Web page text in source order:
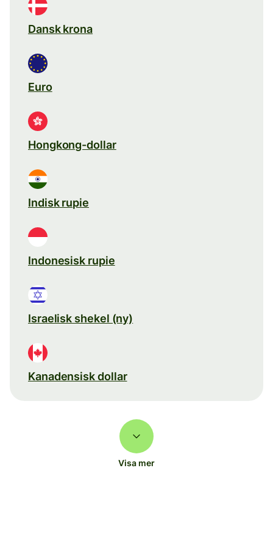
Dansk krona
Euro
Hongkong-dollar
Indisk rupie
Indonesisk rupie
Israelisk shekel (ny)
Kanadensisk dollar
Visa mer